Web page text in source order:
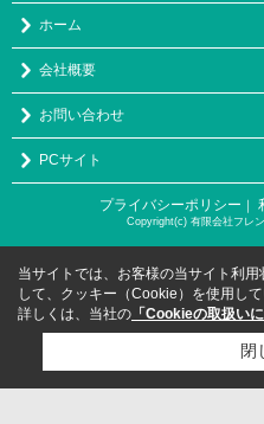
ホーム
会社概要
お問い合わせ
PCサイト
プライバシーポリシー ｜
Copyright(c) 有限会社フレ
当サイトでは、お客様の当サイト利
して、クッキー（Cookie）を使用して
詳しくは、当社の 「Cookieの取扱い
閉